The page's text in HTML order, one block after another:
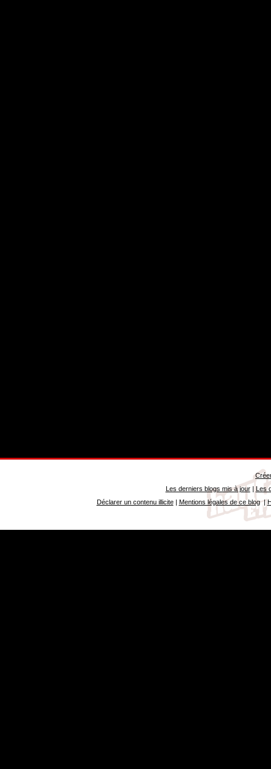
Les derniers blogs mis à jour| Les
Déclarer un contenu illicite| Mentions légales de ce blog|